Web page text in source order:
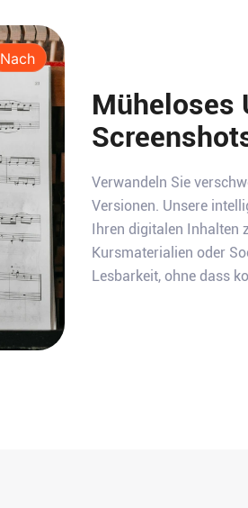
Nach
Müheloses
Verwandeln Sie
Versionen. Unsere
Ihren digitalen Inhalten
Kursmaterialien oder
Lesbarkeit, ohne dass